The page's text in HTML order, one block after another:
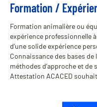
Formation /
Formation animalière ou
expérience professionnelle
d’une solide expérience
Connaissance des bases
méthodes d’approche et
Attestation ACACED